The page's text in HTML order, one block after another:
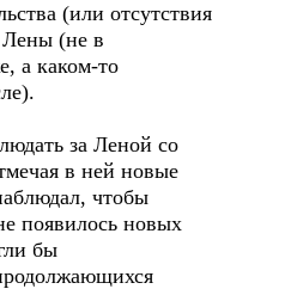
(или отсутствия
Лены (не в
а каком-то
за Леной со
в ней новые
чтобы
появилось новых
бы